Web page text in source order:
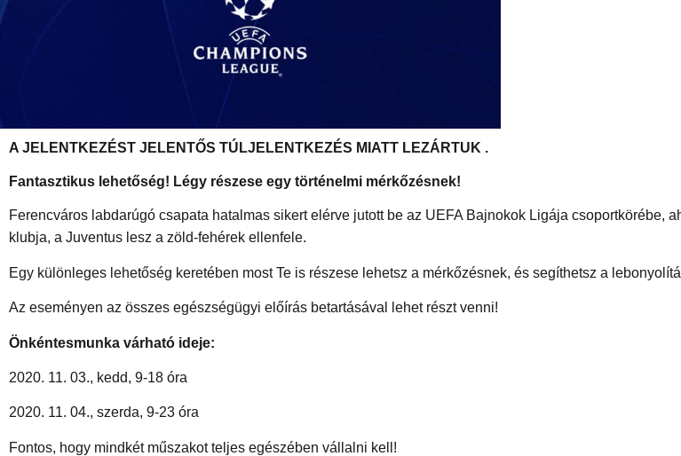
A JELENTKEZÉST JELENTŐS TÚLJELENTKEZÉS MIATT LEZÁRTUK .
Fantasztikus lehetőség! Légy részese egy történelmi mérkőzésnek!
Ferencváros labdarúgó csapata hatalmas sikert elérve jutott be az UEFA Bajnokok Ligája csoportkörébe,
klubja, a Juventus lesz a zöld-fehérek ellenfele.
Egy különleges lehetőség keretében most Te is részese lehetsz a mérkőzésnek, és segíthetsz a
Az eseményen az összes egészségügyi előírás betartásával lehet részt venni!
Önkéntesmunka várható ideje:
2020. 11. 03., kedd, 9-18 óra
2020. 11. 04., szerda, 9-23 óra
Fontos, hogy mindkét műszakot teljes egészében vállalni kell!